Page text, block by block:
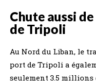
Chute aussi
de Tripoli
Au Nord du Liban, le
port de Tripoli a
seulement 3.5 millions